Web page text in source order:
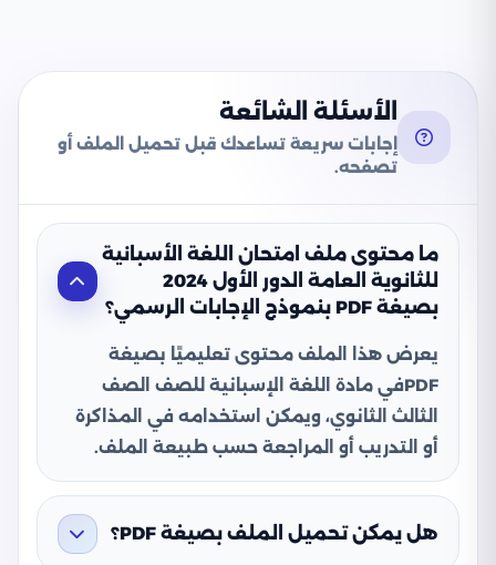
الأسئلة الشائعة
إجابات سريعة تساعدك قبل تحميل الملف أو
تصفحه.
ما محتوى ملف امتحان اللغة الأسبانية
للثانوية العامة الدور الأول 2024
بصيغة PDF بنموذج الإجابات الرسمي؟
يعرض هذا الملف محتوى تعليميًا بصيغة
PDFفي مادة اللغة الإسبانية للصف الصف
الثالث الثانوي، ويمكن استخدامه في المذاكرة
أو التدريب أو المراجعة حسب طبيعة الملف.
هل يمكن تحميل الملف بصيغة PDF؟